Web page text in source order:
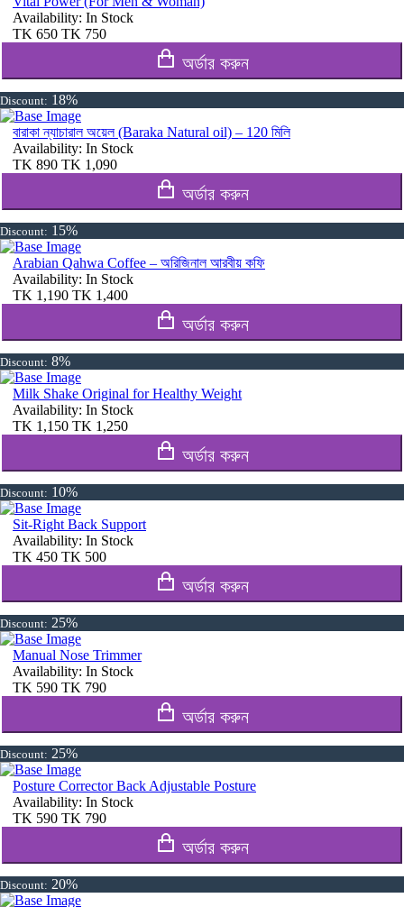
Availability: In Stock
TK 650 TK 750
অর্ডার করুন
Discount: 18%
বারাকা ন্যাচারাল অয়েল (Baraka Natural oil) – 120 মিলি
Availability: In Stock
TK 890 TK 1,090
অর্ডার করুন
Discount: 15%
Arabian Qahwa Coffee – অরিজিনাল আরবীয় কফি
Availability: In Stock
TK 1,190 TK 1,400
অর্ডার করুন
Discount: 8%
Milk Shake Original for Healthy Weight
Availability: In Stock
TK 1,150 TK 1,250
অর্ডার করুন
Discount: 10%
Sit-Right Back Support
Availability: In Stock
TK 450 TK 500
অর্ডার করুন
Discount: 25%
Manual Nose Trimmer
Availability: In Stock
TK 590 TK 790
অর্ডার করুন
Discount: 25%
Posture Corrector Back Adjustable Posture
Availability: In Stock
TK 590 TK 790
অর্ডার করুন
Discount: 20%